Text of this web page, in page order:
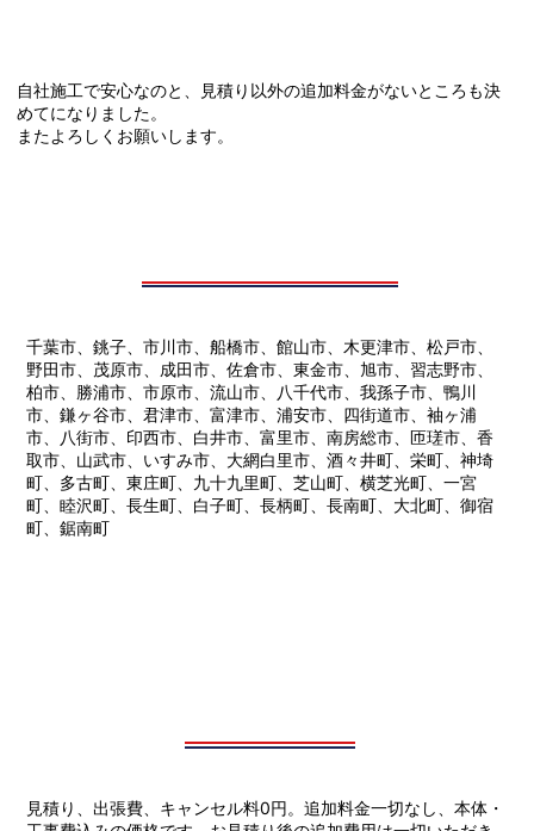
自社施工で安心なのと、見積り以外の追加料金がないところも決
めてになりました。
またよろしくお願いします。
千葉市、銚子、市川市、船橋市、館山市、木更津市、松戸市、
野田市、茂原市、成田市、佐倉市、東金市、旭市、習志野市、
柏市、勝浦市、市原市、流山市、八千代市、我孫子市、鴨川
市、鎌ヶ谷市、君津市、富津市、浦安市、四街道市、袖ヶ浦
市、八街市、印西市、白井市、富里市、南房総市、匝瑳市、香
取市、山武市、いすみ市、大網白里市、酒々井町、栄町、神埼
町、多古町、東庄町、九十九里町、芝山町、横芝光町、一宮
町、睦沢町、長生町、白子町、長柄町、長南町、大北町、御宿
町、鋸南町
​見積り、出張費、キャンセル料0円。追加料金一切なし、本体・